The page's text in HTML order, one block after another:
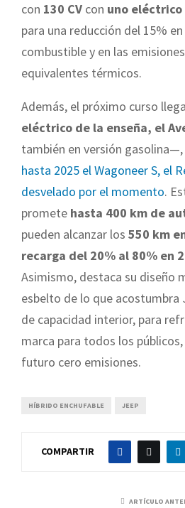
con 130 CV con uno eléctrico
para una reducción del 15%
combustible y en las
equivalentes térmicos.
Además, el próximo curso
eléctrico de la enseña, el
también en versión gasolina—,
hasta 2025 el Wagoneer S, el
desvelado por el momento.
promete hasta 400 km de
pueden alcanzar los 550 km
recarga del 20% al 80% en
Asimismo, destaca su diseño
esbelto de lo que acostumbra
de capacidad interior, para
marca para todos los
futuro cero emisiones.
HÍBRIDO ENCHUFABLE JEEP
COMPARTIR
ARTÍCULO